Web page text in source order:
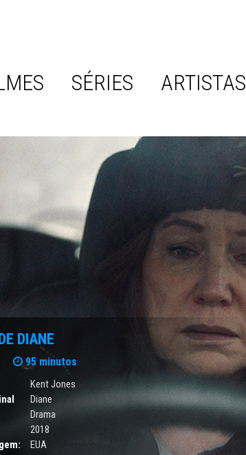
SÉRIES ARTISTAS
DIANE
95 minutos
Kent Jones
Diane
Drama
2018
EUA